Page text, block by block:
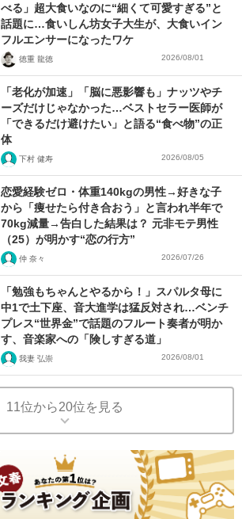
べる」超大食いなのに“細くて可愛すぎる”と
話題に…食いしん坊女子大生が、大食いイン
フルエンサーになったワケ
徳重 龍徳 2026/08/01
「老化が加速」「脳に悪影響も」ナッツやチ
ーズだけじゃなかった…ベストセラー医師が
「できるだけ避けたい」と語る“食べ物”の正
体
下村 健寿 2026/08/05
恋愛経験ゼロ・体重140kgの男性→好きな子
から「痩せたら付き合おう」と言われ半年で
70kg減量→告白した結果は？ 元非モテ男性
（25）が明かす“恋の行方”
仲 奈々 2026/07/26
「勉強もちゃんとやるから！」スパルタ母に
中1で土下座、音大進学は猛反対され…ベンチ
プレス“世界金”で話題のフルート奏者が明か
す、音楽家への「険しすぎる道」
我妻 弘崇 2026/08/01
11位から20位を見る